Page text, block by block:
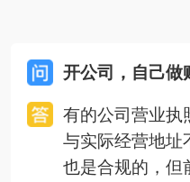
开公司，自己做
有的公司营业执
与实际经营地址
也是合规的，但